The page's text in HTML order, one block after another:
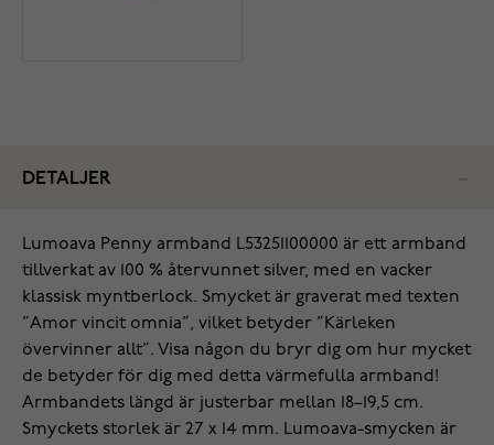
DETALJER
Lumoava Penny armband L53251100000 är ett armband
tillverkat av 100 % återvunnet silver, med en vacker
klassisk myntberlock. Smycket är graverat med texten
”Amor vincit omnia”, vilket betyder ”Kärleken
övervinner allt”. Visa någon du bryr dig om hur mycket
de betyder för dig med detta värmefulla armband!
Armbandets längd är justerbar mellan 18–19,5 cm.
Smyckets storlek är 27 x 14 mm. Lumoava-smycken är